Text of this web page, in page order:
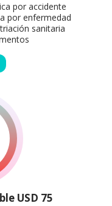
por accidente
por enfermedad
sanitaria
USD 75